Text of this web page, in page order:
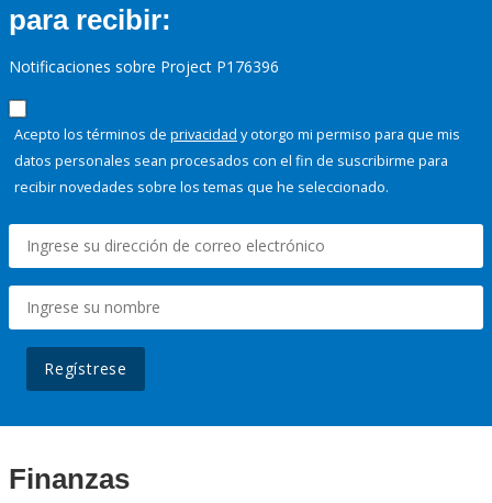
para recibir:
Notificaciones sobre Project P176396
Acepto los términos de privacidad y otorgo mi permiso para que mis
datos personales sean procesados con el fin de suscribirme para
recibir novedades sobre los temas que he seleccionado.
Regístrese
Finanzas